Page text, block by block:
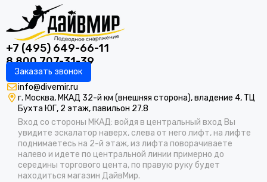
+7 (495) 649-66-11
8 800 707-31-39
Заказать звонок
info@divemir.ru
г. Москва, МКАД 32-й км (внешняя сторона), владение 4, ТЦ
Бухта ЮГ, 2 этаж, павильон 27.8
Вход со стороны МКАД: войдя в центральный вход Вы
увидите эскалатор наверх, слева от него лифт, на лифте
поднимаетесь на 2-й этаж, из лифта поворачиваете
налево и идете по центральной линии примерно до
середины торгового цента, по правую руку будет
находиться магазин ДайвМир.